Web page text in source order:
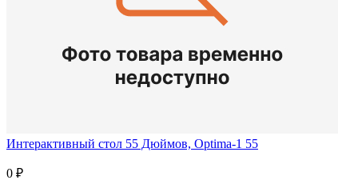
Интерактивный стол 55 Дюймов, Optima-1 55
0 ₽